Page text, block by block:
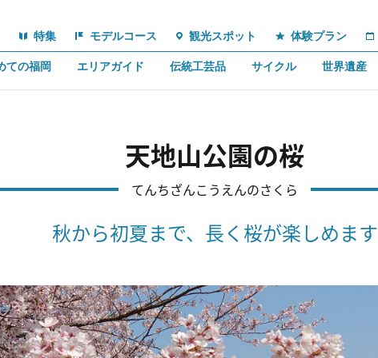
特集 モデルコース 観光スポット 体験プラン
ての福岡 エリアガイド 伝統工芸品 サイクル 世界遺産
天地山公園の桜
てんちざんこうえんのさくら
秋から初夏まで、長く桜が楽しめます